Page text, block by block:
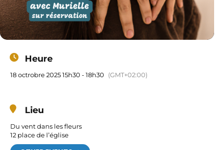
Heure
18 octrobre 2025 15h30 - 18h30 (GMT+02:00)
Lieu
Du vent dans les fleurs
12 place de l’église